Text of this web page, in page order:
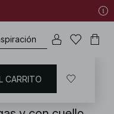
CARRITO